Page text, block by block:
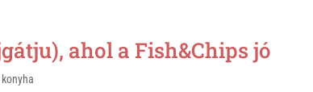
ahol a Fish&Chips jó